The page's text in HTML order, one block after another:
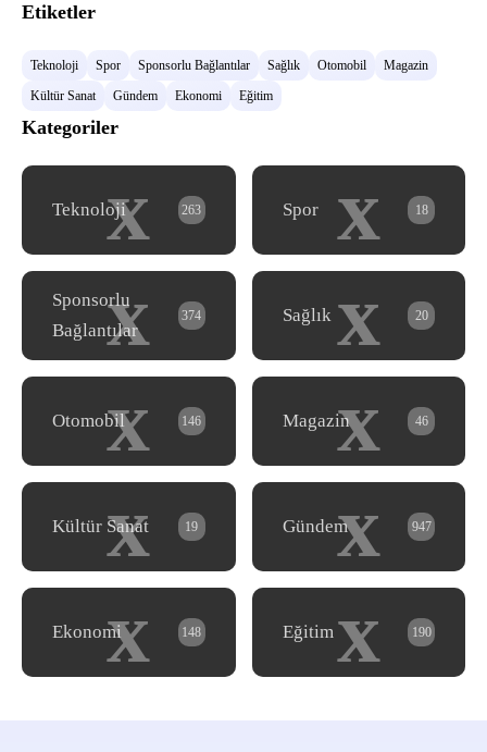
Etiketler
Teknoloji Spor Sponsorlu Bağlantılar Sağlık Otomobil
Magazin
Kültür Sanat
Gündem Ekonomi Eğitim
Kategoriler
x
Teknoloji 263 x
Spor 18
x
Sponsorlu
Bağlantılar
374 x
Sağlık 20
x
Otomobil 146 x
Magazin 46
x
Kültür Sanat 19 x
Gündem 947
x
Ekonomi 148 x
Eğitim 190